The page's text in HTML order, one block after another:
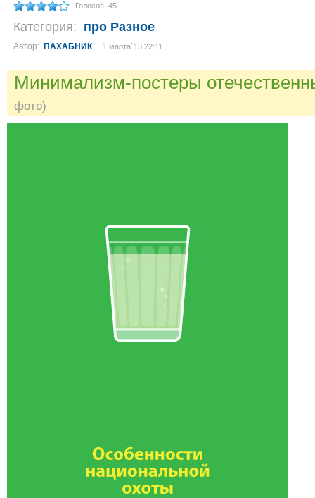
Голосов: 45
Категория: про Разное
Автор: ПАХАБНИК 1 марта´13 22:11
Минимализм-постеры
фото)